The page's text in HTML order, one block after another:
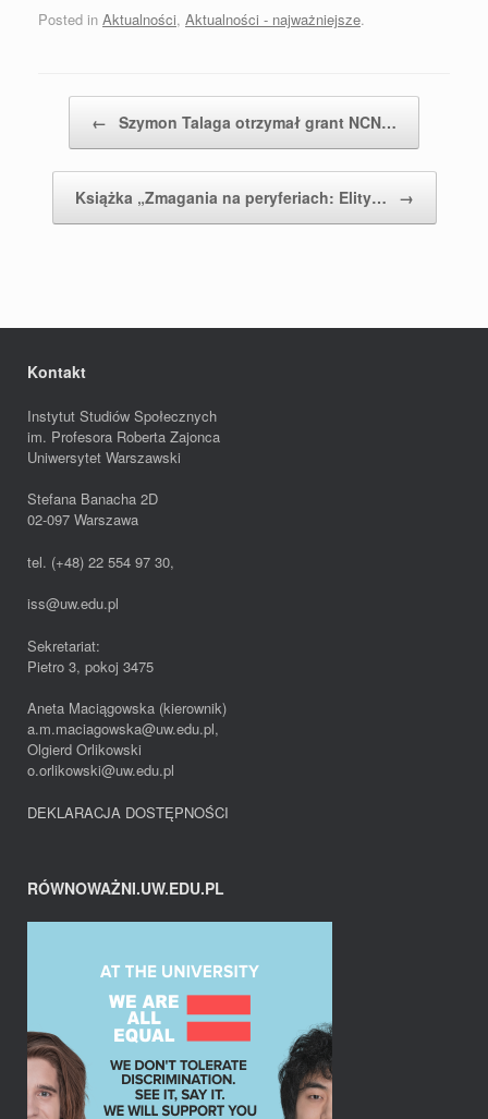
Posted in Aktualności, Aktualności - najważniejsze.
← Szymon Talaga otrzymał grant NCN…
Książka „Zmagania na peryferiach: Elity… →
Kontakt
Instytut Studiów Społecznych
im. Profesora Roberta Zajonca
Uniwersytet Warszawski
Stefana Banacha 2D
02-097 Warszawa
tel. (+48) 22 554 97 30,
iss@uw.edu.pl
Sekretariat:
Pietro 3, pokoj 3475
Aneta Maciągowska (kierownik)
a.m.maciagowska@uw.edu.pl,
Olgierd Orlikowski
o.orlikowski@uw.edu.pl
DEKLARACJA DOSTĘPNOŚCI
RÓWNOWAŻNI.UW.EDU.PL